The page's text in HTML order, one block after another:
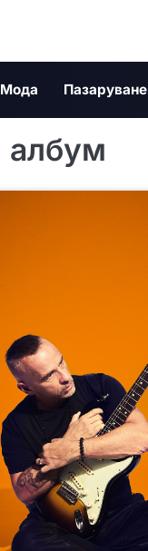
Мода Пазаруване
албум